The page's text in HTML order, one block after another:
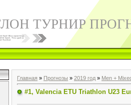
ТУРНИР
Главная » Прогнозы » 2019 год » Men +
#1, Valencia ETU Triathlon U23